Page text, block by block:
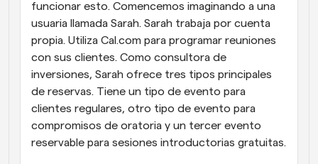
funcionar esto. Comencemos imaginando a una
usuaria llamada Sarah. Sarah trabaja por cuenta
propia. Utiliza Cal.com para programar reuniones
con sus clientes. Como consultora de
inversiones, Sarah ofrece tres tipos principales
de reservas. Tiene un tipo de evento para
clientes regulares, otro tipo de evento para
compromisos de oratoria y un tercer evento
reservable para sesiones introductorias gratuitas.